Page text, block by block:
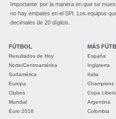
Importante: por la manera en que se
no hay empates en el SPI. Los equipos
decimales de 20 dígitos.
FÚTBOL
Resultados de Hoy
Norte/Centroamérica
Sudamérica
Europa
Clubes
Mundial
Euro 2016
MÁS
España
Inglaterra
Italia
Champions
Copa
Argentina
Colombia